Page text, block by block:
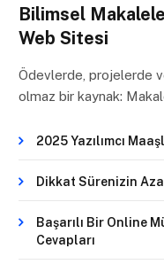
Bilimsel
Web Sitesi
Ödevlerde, projelerde
olmaz bir kaynak:
2025 Yazılımcı
Dikkat Sürenizin
Başarılı Bir Online
Cevapları